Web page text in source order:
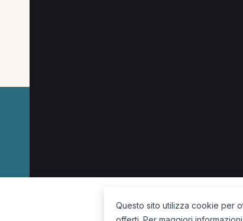
Questo sito utilizza cookie per